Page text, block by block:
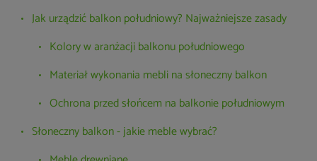
Jak urządzić balkon południowy? Najważniejsze zasady
Kolory w aranżacji balkonu południowego
Materiał wykonania mebli na słoneczny balkon
Ochrona przed słońcem na balkonie południowym
Słoneczny balkon - jakie meble wybrać?